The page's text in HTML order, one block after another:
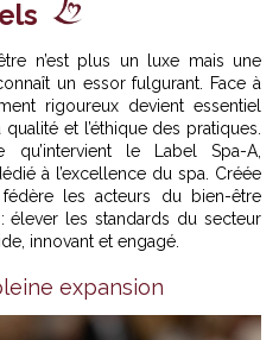
n’est plus un luxe mais une
un essor fulgurant. Face à
rigoureux devient essentiel
et l’éthique des pratiques.
qu’intervient le Label Spa-A,
à l’excellence du spa. Créée
fédère les acteurs du bien-être
élever les standards du secteur
innovant et engagé.
expansion